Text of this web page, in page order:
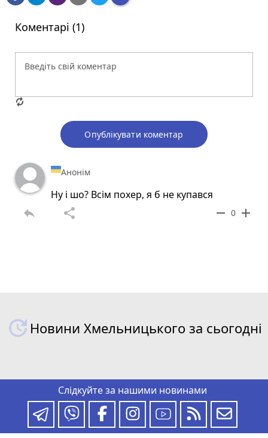
Коментарі (1)
Опублікувати коментар
Анонім
Ну і шо? Всім похер, я б не купався
reply share remove 0 add
Новини Хмельницького за сьогодні
Слідкуйте за нашими новинами